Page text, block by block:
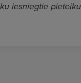
iesniegtie